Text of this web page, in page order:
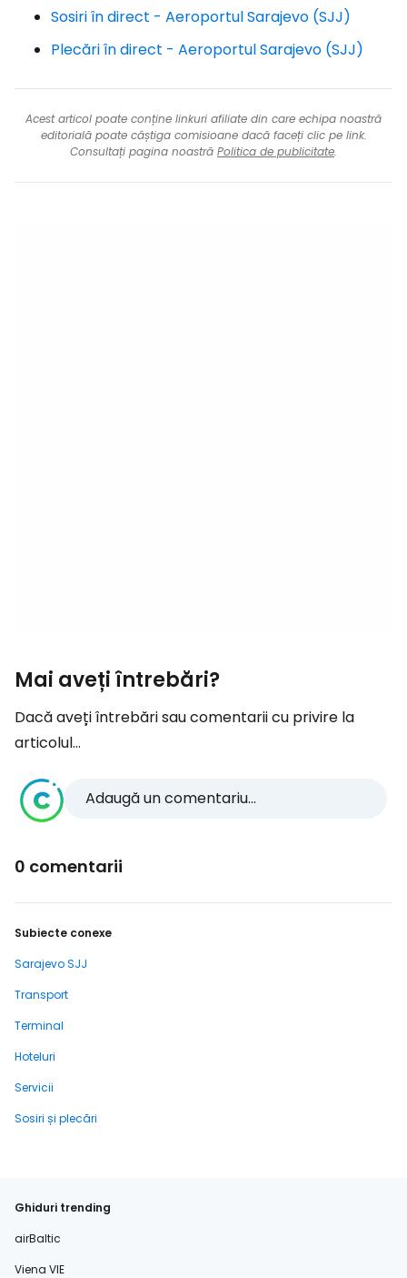
Sosiri în direct - Aeroportul Sarajevo (SJJ)
Plecări în direct - Aeroportul Sarajevo (SJJ)
Acest articol poate conține linkuri afiliate din care echipa noastră
editorială poate câștiga comisioane dacă faceți clic pe link.
Consultați pagina noastră Politica de publicitate.
Mai aveți întrebări?
Dacă aveți întrebări sau comentarii cu privire la
articolul...
Adaugă un comentariu...
0 comentarii
Subiecte conexe
Sarajevo SJJ
Transport
Terminal
Hoteluri
Servicii
Sosiri și plecări
Ghiduri trending
airBaltic
Viena VIE